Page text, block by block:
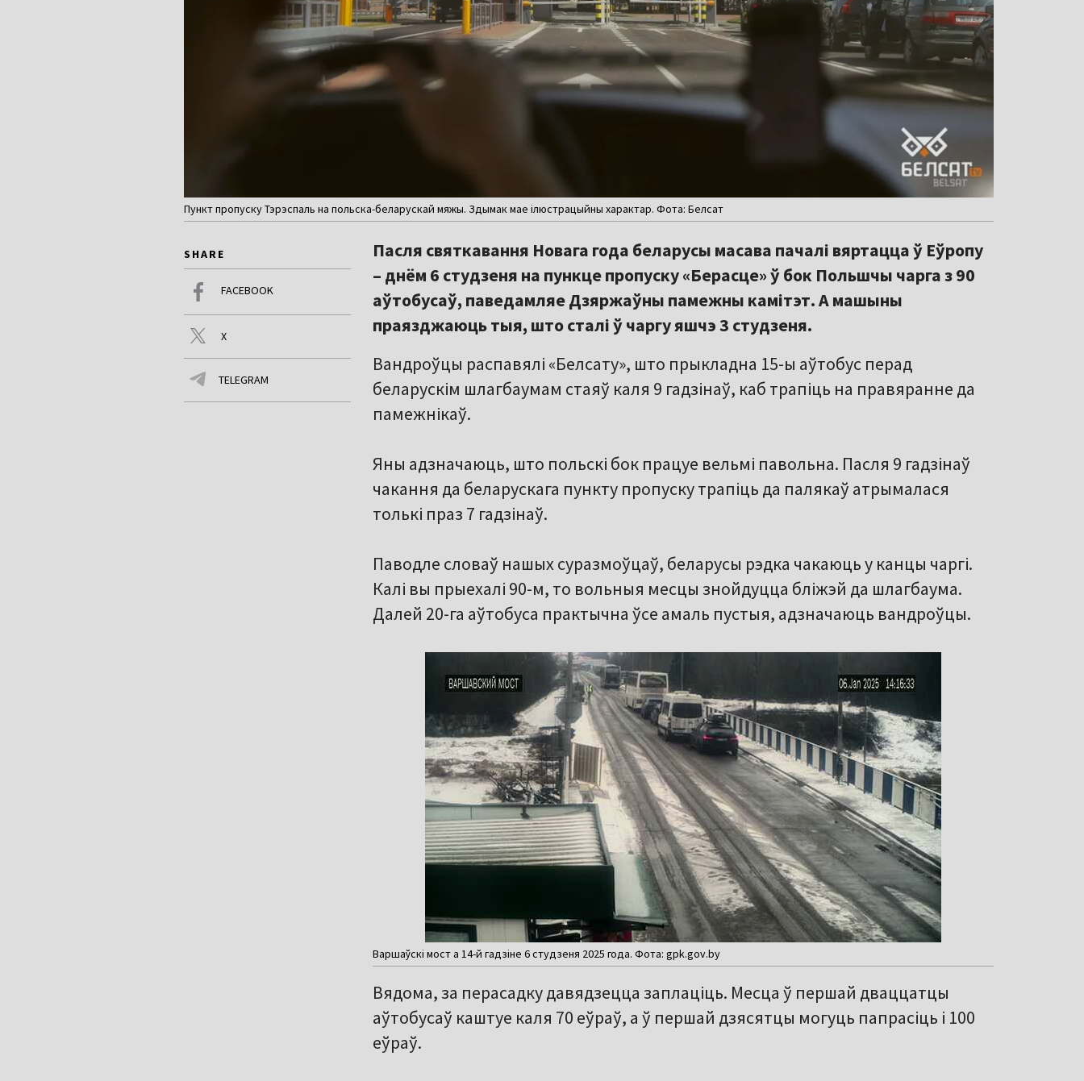
Пункт пропуску Тэрэспаль на польска-беларускай мяжы. Здымак мае ілюстрацыйны характар. Фота: Белсат
SHARE
FACEBOOK
X
TELEGRAM
Пасля святкавання Новага года беларусы масава пачалі вяртацца ў Еўропу
– днём 6 студзеня на пункце пропуску «Берасце» ў бок Польшчы чарга з 90
аўтобусаў, паведамляе Дзяржаўны памежны камітэт. А машыны
праязджаюць тыя, што сталі ў чаргу яшчэ 3 студзеня.
Вандроўцы распавялі «Белсату», што прыкладна 15-ы аўтобус перад
беларускім шлагбаумам стаяў каля 9 гадзінаў, каб трапіць на правяранне да
памежнікаў.
Яны адзначаюць, што польскі бок працуе вельмі павольна. Пасля 9 гадзінаў
чакання да беларускага пункту пропуску трапіць да палякаў атрымалася
толькі праз 7 гадзінаў.
Паводле словаў нашых суразмоўцаў, беларусы рэдка чакаюць у канцы чаргі.
Калі вы прыехалі 90-м, то вольныя месцы знойдуцца бліжэй да шлагбаума.
Далей 20-га аўтобуса практычна ўсе амаль пустыя, адзначаюць вандроўцы.
Варшаўскі мост а 14-й гадзіне 6 студзеня 2025 года. Фота: gpk.gov.by
Вядома, за перасадку давядзецца заплаціць. Месца ў першай дваццатцы
аўтобусаў каштуе каля 70 еўраў, а ў першай дзясятцы могуць папрасіць і 100
еўраў.